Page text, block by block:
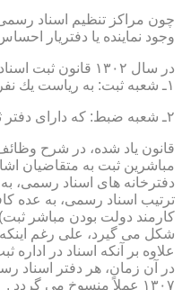
چون مراكز تنظیم اسناد رسمی
وجود نماینده یا دفتریار
در سال ۱۳۰۲ قانون ثبت اسناد و املاك جدیدی به تصویب كمیسیون عدلیه مجلس شورای ملی رسید كه مطابق ماده ۵ قانون یاد شده، هر دایره ثبت اسناد، از دو قسمت زیر تشكیل می شد.
۱ـ شعبه ثبت: به ریاست یك نفر رئیس شعبه و توسط چندین مأمور متخصص (بنام مباشرین ثبت) اداره می شد
۲ـ شعبه ضبط: كه دارای دفتر ثبت خلاصه سوادها و دفتر ثبت عایدات بود و توسط سایر كارمندان (اجزاء) اداره ثبت تصدی می شد .
مباشرین ثبت به متقاضیان
ترتیب اسناد رسمی، به عده
كارمند دولت بودن مباشر
علاوه بر آنكه اسناد در
۱۳۰۷ عملاً منسوخ می گردد .